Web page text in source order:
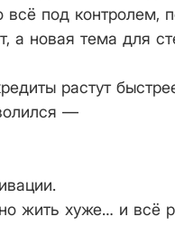
под контролем,
а новая тема для
растут
—
жить хуже… и всё